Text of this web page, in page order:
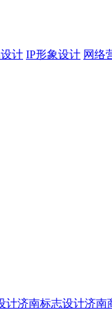
计 IP形象设计 网络
计济南标志设计济南